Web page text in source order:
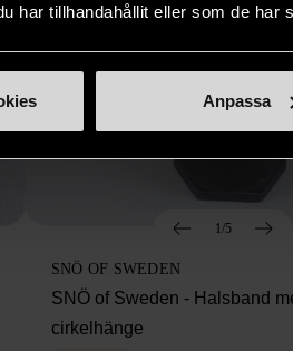
har tillhandahållit eller som de har
Anpassa
1/5
SNÖ OF SWEDEN
SNÖ of Sweden - Halsband
cirkelhänge